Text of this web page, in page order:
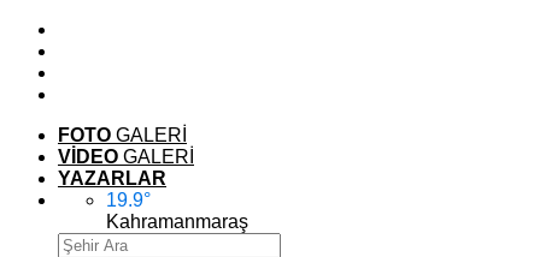
FOTO GALERİ
VİDEO GALERİ
YAZARLAR
19.9°
Kahramanmaraş